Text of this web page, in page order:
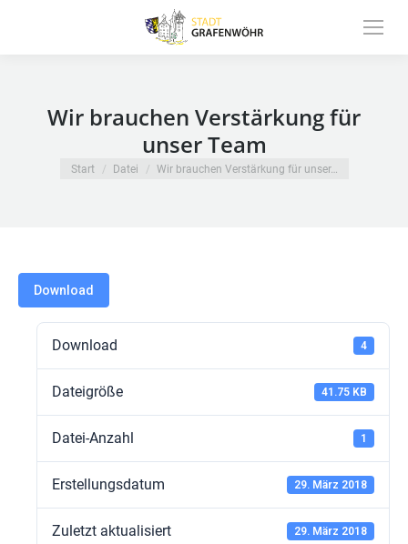
Wir brauchen Verstärkung für
unser Team
Sie befinden sich hier:
Start Datei Wir brauchen Verstärkung für unser…
Download
Download 4
Dateigröße 41.75 KB
Datei-Anzahl 1
Erstellungsdatum 29. März 2018
Zuletzt aktualisiert 29. März 2018